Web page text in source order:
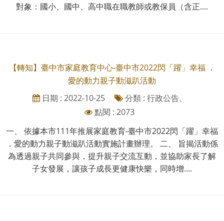
對象：國小、國中、高中職在職教師或教保員（含正....
【轉知】臺中市家庭教育中心-臺中市2022閃「躍」幸福 ．
愛的動力親子動滋趴活動
日期 : 2022-10-25
分類 : 行政公告、
點閱 : 2073
一、 依據本市111年推展家庭教育-臺中市2022閃「躍」幸福
．愛的動力親子動滋趴活動實施計畫辦理。 二、 旨揭活動係
為透過親子共同參與，提升親子交流互動，並協助家長了解
子女發展，讓孩子成長更健康快樂，同時增....